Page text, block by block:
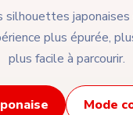
silhouettes
plus épurée,
plus facile à parcourir.
Mode